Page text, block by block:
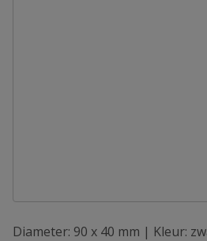
Diameter: 90 x 40 mm | Kleur: